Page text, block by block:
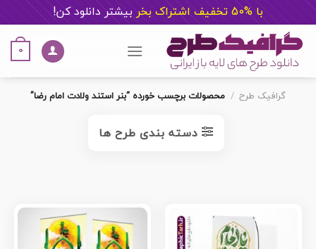
با %50 تخفیف اشتراک بخر بیشتر دانلود کن!
content
0
گرافیک طرح / محصولات برچسب خورده “بنر استند ولادت امام رضا”
دسته بندی طرح ها